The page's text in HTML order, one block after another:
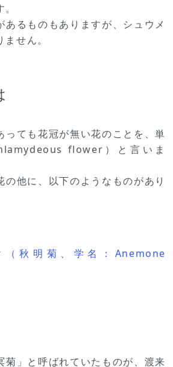
あるものもありますが、シュウメ
せん。
っても花冠が無い花のことを、単
flower）と言いま
の他に、以下のようなものがあり
秋明菊、学名：Anemone
菊」と呼ばれていたものが、渡来